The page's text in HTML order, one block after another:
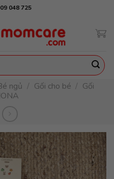
048 725
ngủ / Gối cho bé / Gối